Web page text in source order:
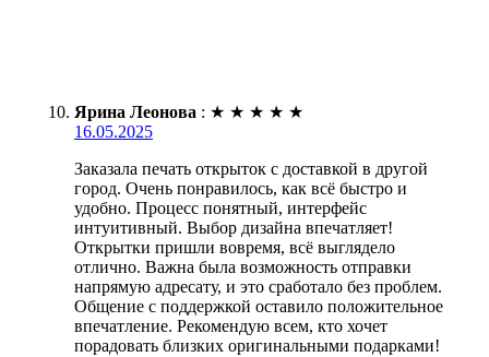
Ярина Леонова : ★ ★ ★ ★ ★
16.05.2025
Заказала печать открыток с доставкой в другой
город. Очень понравилось, как всё быстро и
удобно. Процесс понятный, интерфейс
интуитивный. Выбор дизайна впечатляет!
Открытки пришли вовремя, всё выглядело
отлично. Важна была возможность отправки
напрямую адресату, и это сработало без проблем.
Общение с поддержкой оставило положительное
впечатление. Рекомендую всем, кто хочет
порадовать близких оригинальными подарками!